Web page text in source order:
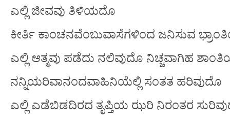
ಎಲ್ಲಿ ಜೀವವು ತಿಳಿಯದೊ
ಕೀರ್ತಿ ಕಾಂಚನವೆಂಬುವಾಸೆಗಳಿಂದ ಜನಿಸುವ
ಎಲ್ಲಿ ಆತ್ಮವು ಪಡೆದು ನಲಿವುದೊ ನಿಚ್ಚವಾಗಿಹ
ನನ್ನಿಯರಿವಾನಂದವಾಹಿನಿಯೆಲ್ಲಿ ಸಂತತ ಹರಿವುದೊ
ಎಲ್ಲಿ ಎಡೆಬಿಡದಿರದ ತೃಪ್ತಿಯ ಝರಿ ನಿರಂತರ